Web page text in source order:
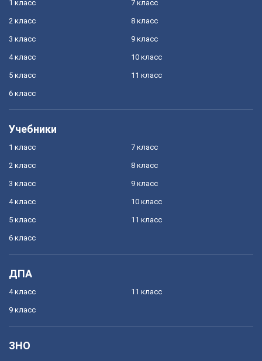
1 класс
2 класс
3 класс
4 класс
5 класс
6 класс
7 класс
8 класс
9 класс
10 класс
11 класс
Учебники
1 класс
2 класс
3 класс
4 класс
5 класс
6 класс
7 класс
8 класс
9 класс
10 класс
11 класс
ДПА
4 класс
9 класс
11 класс
ЗНО